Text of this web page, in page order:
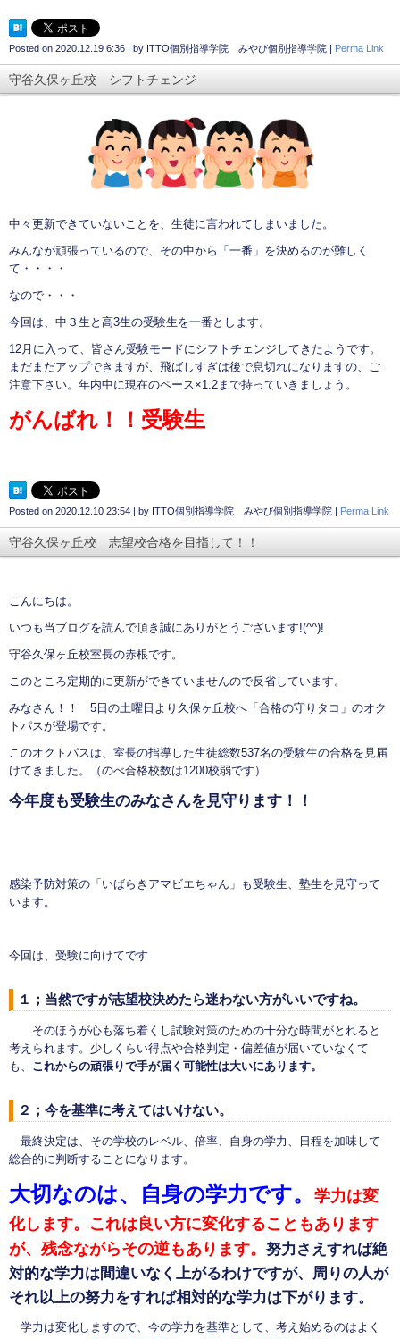
Posted on 2020.12.19 6:36 | by ITTO個別指導学院 みやび個別指導学院 | Perma Link
守谷久保ヶ丘校 シフトチェンジ
中々更新できていないことを、生徒に言われてしまいました。
みんなが頑張っているので、その中から「一番」を決めるのが難しく
て・・・・
なので・・・
今回は、中３生と高3生の受験生を一番とします。
12月に入って、皆さん受験モードにシフトチェンジしてきたようです。
まだまだアップできますが、飛ばしすぎは後で息切れになりますの、ご
注意下さい。年内中に現在のペース×1.2まで持っていきましょう。
がんばれ！！受験生
Posted on 2020.12.10 23:54 by ITTO個別指導学院 みやび個別指導学院 Perma Link
守谷久保ヶ丘校 志望校合格を目指して！！
こんにちは。
いつも当ブログを読んで頂き誠にありがとうございます!(^^)!
守谷久保ヶ丘校室長の赤根です。
このところ定期的に更新ができていませんので反省しています。
みなさん！！ 5日の土曜日より久保ヶ丘校へ「合格の守りタコ」のオク
トパスが登場です。
このオクトパスは、室長の指導した生徒総数537名の受験生の合格を見届
けてきました。（のべ合格校数は1200校弱です）
今年度も受験生のみなさんを見守ります！！
感染予防対策の「いばらきアマビエちゃん」も受験生、塾生を見守って
います。
今回は、受験に向けてです
１；当然ですが志望校決めたら迷わない方がいいですね。
そのほうが心も落ち着くし試験対策のための十分な時間がとれると
考えられます。少しくらい得点や合格判定・偏差値が届いていなくて
も、 これからの頑張りで手が届く可能性は大いにあります。
２；今を基準に考えてはいけない。
最終決定は、その学校のレベル、倍率、自身の学力、日程を加味して
総合的に判断することになります。
大切なのは、自身の学力です。
学力は変
化します。これは良い方に変化することもあります
が、残念ながらその逆もあります。努力さえすれば絶
対的な学力は間違いなく上がるわけですが、周りの人が
それ以上の努力をすれば相対的な学力は下がります。
学力は変化しますので、今の学力を基準として、考え始めるのはよく